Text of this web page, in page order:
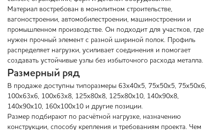
Материал востребован в монолитном строительстве,
вагоностроении, автомобилестроении, машиностроении и
промышленном производстве. Он подходит для участков, где
нужен прочный элемент с разной шириной полок. Профиль
распределяет нагрузки, усиливает соединения и помогает
создавать устойчивые узлы без избыточного расхода металла.
Размерный ряд
В продаже доступны типоразмеры 63х40х5, 75х50х5, 75х50х6,
100х63х6, 100х63х8, 125х80х8, 125х80х10, 140х90х8,
140х90х10, 160х100х10 и другие позиции.
Размер подбирают по расчётной нагрузке, назначению
конструкции, способу крепления и требованиям проекта. Чем